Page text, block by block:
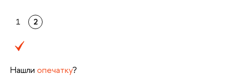
1 2
Нашли опечатку?